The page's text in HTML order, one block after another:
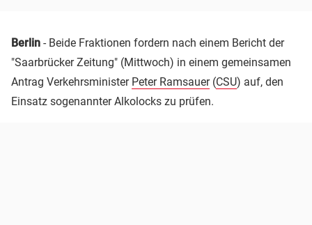
Berlin - Beide Fraktionen fordern nach einem Bericht der
"Saarbrücker Zeitung" (Mittwoch) in einem gemeinsamen
Antrag Verkehrsminister Peter Ramsauer(CSU) auf, den
Einsatz sogenannter Alkolocks zu prüfen.